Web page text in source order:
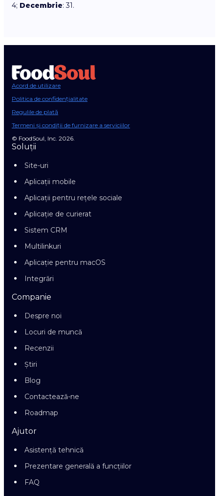
4; Decembrie: 31.
Acord de utilizare
Politica de confidențialitate
Regulile de plată
Termeni și condiții de furnizare a serviciilor
© FoodSoul, Inc. 2026.
Soluții
Site-uri
Aplicații mobile
Aplicații pentru rețele sociale
Aplicație de curierat
Sistem CRM
Multilinkuri
Aplicație pentru macOS
Integrări
Companie
Despre noi
Locuri de muncă
Recenzii
Știri
Blog
Contactează-ne
Roadmap
Ajutor
Asistență tehnică
Prezentare generală a funcțiilor
FAQ